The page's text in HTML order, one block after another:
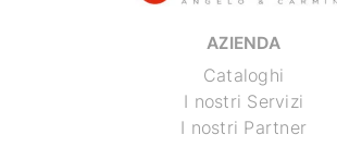
AZIENDA
Cataloghi
I nostri Servizi
I nostri Partner